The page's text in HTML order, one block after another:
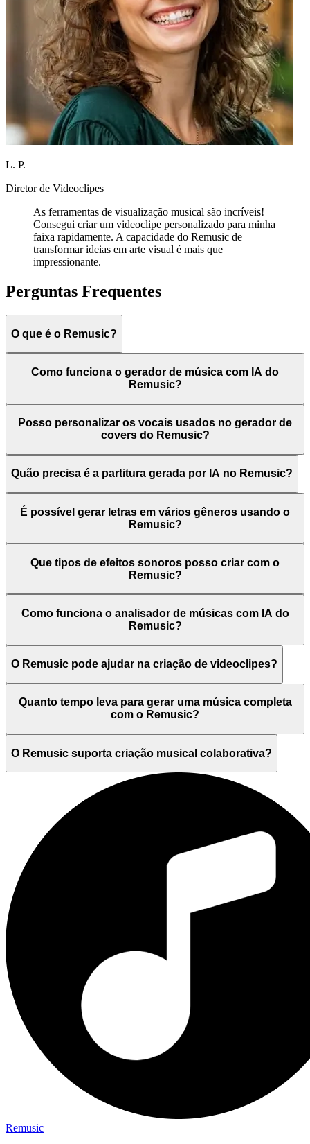
L. P.
Diretor de Videoclipes
As ferramentas de visualização musical são incríveis!
Consegui criar um videoclipe personalizado para minha
faixa rapidamente. A capacidade do Remusic de
transformar ideias em arte visual é mais que
impressionante.
Perguntas Frequentes
O que é o Remusic?
Como funciona o gerador de música com IA do
Remusic?
Posso personalizar os vocais usados no gerador de
covers do Remusic?
Quão precisa é a partitura gerada por IA no Remusic?
É possível gerar letras em vários gêneros usando o
Remusic?
Que tipos de efeitos sonoros posso criar com o
Remusic?
Como funciona o analisador de músicas com IA do
Remusic?
O Remusic pode ajudar na criação de videoclipes?
Quanto tempo leva para gerar uma música completa
com o Remusic?
O Remusic suporta criação musical colaborativa?
Remusic